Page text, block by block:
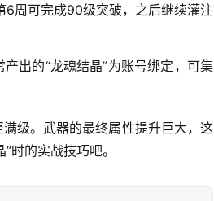
6周可完成90级突破，之后继续灌注
出的“龙魂结晶”为账号绑定，可集
级。武器的最终属性提升巨大，这
时的实战技巧吧。